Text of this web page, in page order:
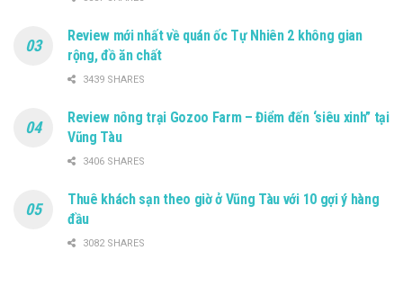
Review mới nhất về quán ốc Tự Nhiên 2 không gian
rộng, đồ ăn chất
3439 SHARES
Review nông trại Gozoo Farm – Điểm đến ‘siêu xinh” tại
Vũng Tàu
3406 SHARES
Thuê khách sạn theo giờ ở Vũng Tàu với 10 gợi ý hàng
đầu
3082 SHARES